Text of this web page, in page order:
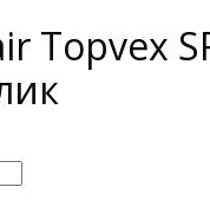
Topvex